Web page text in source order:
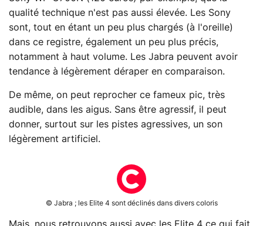
qualité technique n'est pas aussi élevée. Les Sony
sont, tout en étant un peu plus chargés (à l'oreille)
dans ce registre, également un peu plus précis,
notamment à haut volume. Les Jabra peuvent avoir
tendance à légèrement déraper en comparaison.
De même, on peut reprocher ce fameux pic, très
audible, dans les aigus. Sans être agressif, il peut
donner, surtout sur les pistes agressives, un son
légèrement artificiel.
© Jabra ; les Elite 4 sont déclinés dans divers coloris